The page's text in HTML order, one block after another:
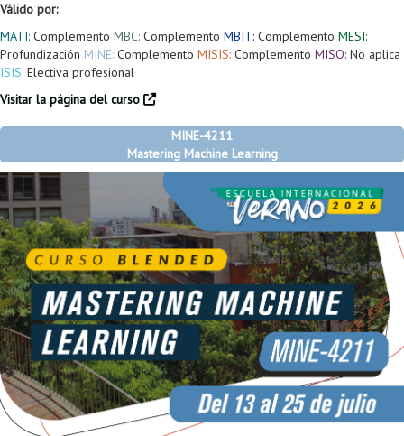
Válido por:
MATI: Complemento MBC: Complemento MBIT: Complemento MESI:
Profundización MINE: Complemento MISIS: Complemento MISO: No aplica
ISIS: Electiva profesional
Visitar la página del curso
MINE-4211
Mastering Machine Learning